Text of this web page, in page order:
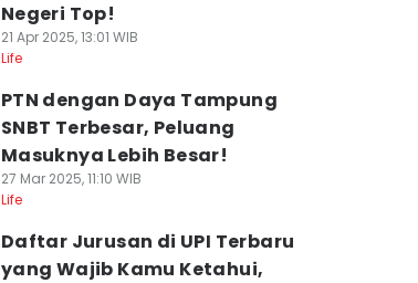
Negeri Top!
21 Apr 2025, 13:01 WIB
Life
PTN dengan Daya Tampung
SNBT Terbesar, Peluang
Masuknya Lebih Besar!
27 Mar 2025, 11:10 WIB
Life
Daftar Jurusan di UPI Terbaru
yang Wajib Kamu Ketahui,